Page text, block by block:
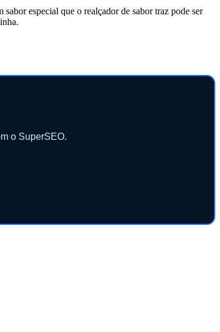
especial que o realçador de sabor traz pode ser
o SuperSEO.